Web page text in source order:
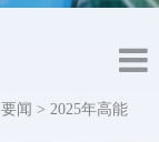
要闻 > 2025年高能